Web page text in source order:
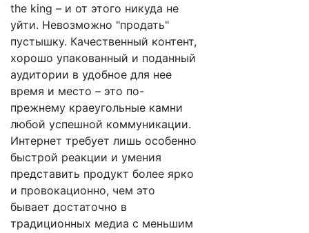
the king – и от этого никуда не
уйти. Невозможно "продать"
пустышку. Качественный контент,
хорошо упакованный и поданный
аудитории в удобное для нее
время и место – это по-
прежнему краеугольные камни
любой успешной коммуникации.
Интернет требует лишь особенно
быстрой реакции и умения
представить продукт более ярко
и провокационно, чем это
бывает достаточно в
традиционных медиа с меньшим